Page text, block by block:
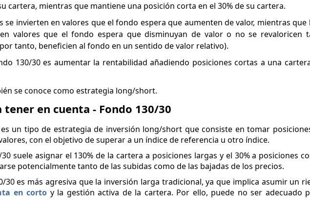
cartera, mientras que mantiene una posición corta en el 30% de su cartera.
se invierten en valores que el fondo espera que aumenten de valor, mientras que
valores que el fondo espera que disminuyan de valor o no se revaloricen
tanto, beneficien al fondo en un sentido de valor relativo).
130/30 es aumentar la rentabilidad añadiendo posiciones cortas a una
se conoce como estrategia long/short.
tener en cuenta - Fondo 130/30
un tipo de estrategia de inversión long/short que consiste en tomar
con el objetivo de superar a un índice de referencia u otro índice.
suele asignar el 130% de la cartera a posiciones largas y el 30% a posiciones
potencialmente tanto de las subidas como de las bajadas de los precios.
30 es más agresiva que la inversión larga tradicional, ya que implica asumir un
en corto y la gestión activa de la cartera. Por ello, puede no ser adecuado